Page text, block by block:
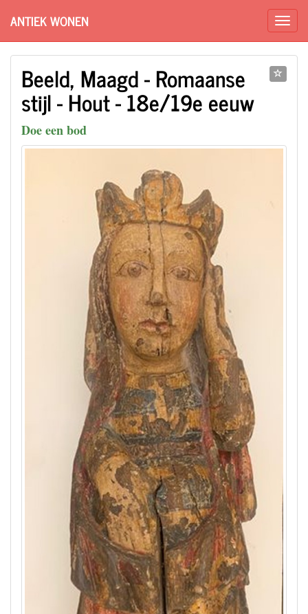
ANTIEK WONEN
Beeld, Maagd - Romaanse
stijl - Hout - 18e/19e eeuw
Doe een bod